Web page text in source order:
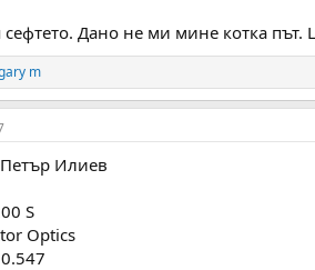
Дано не ми мине котка
m
Илиев
S
Optics